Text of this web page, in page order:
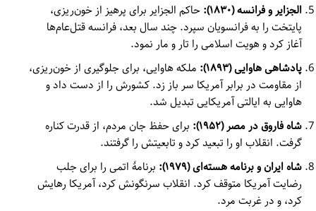
الجزایر و فرانسه (۱۸۳۰):
حاکم الجزایر برای پرهیز از خون‌ریزی،
پایتخت را به فرانسویان سپرد. چند سال بعد، فرانسه قتل‌عام‌ها
آغاز کرد و هویت اسلامی را تار و مار نمود.
پادشاهی هاوایی (۱۸۹۳):
ملکه هاوایی، برای جلوگیری از خون‌ریزی،
از مقاومت در برابر آمریکا سر باز زد. کشورش را از دست داد و
هاوایی به ایالتی آمریکایی تبدیل شد.
شاه فاروق در مصر (۱۹۵۲):
برای حفظ جان مردم، از قدرت کناره
گرفت. انقلاب او را تبعید کرد و تابعیتش را گرفتند.
شاه ایران و برنامه هسته‌ای (۱۹۷۹):
برنامهٔ اتمی را برای جلب
رضایت آمریکا متوقف کرد. انقلاب سرنگونش کرد، آمریکا رهایش
کرد، و در غربت مرد.